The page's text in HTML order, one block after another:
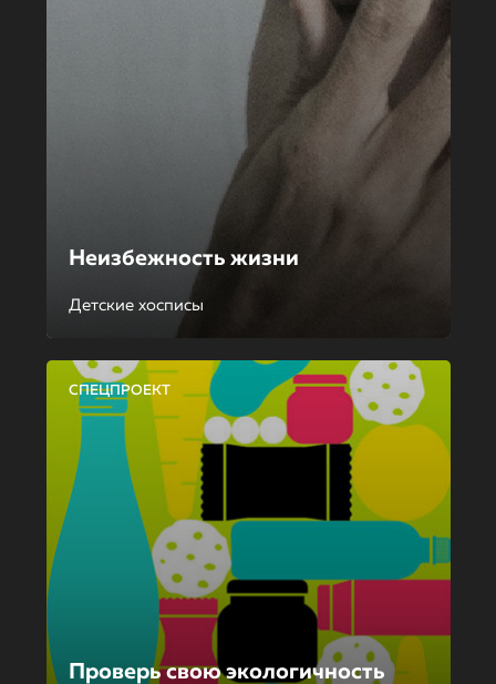
Неизбежность жизни
Детские хосписы
СПЕЦПРОЕКТ
Проверь свою экологичность